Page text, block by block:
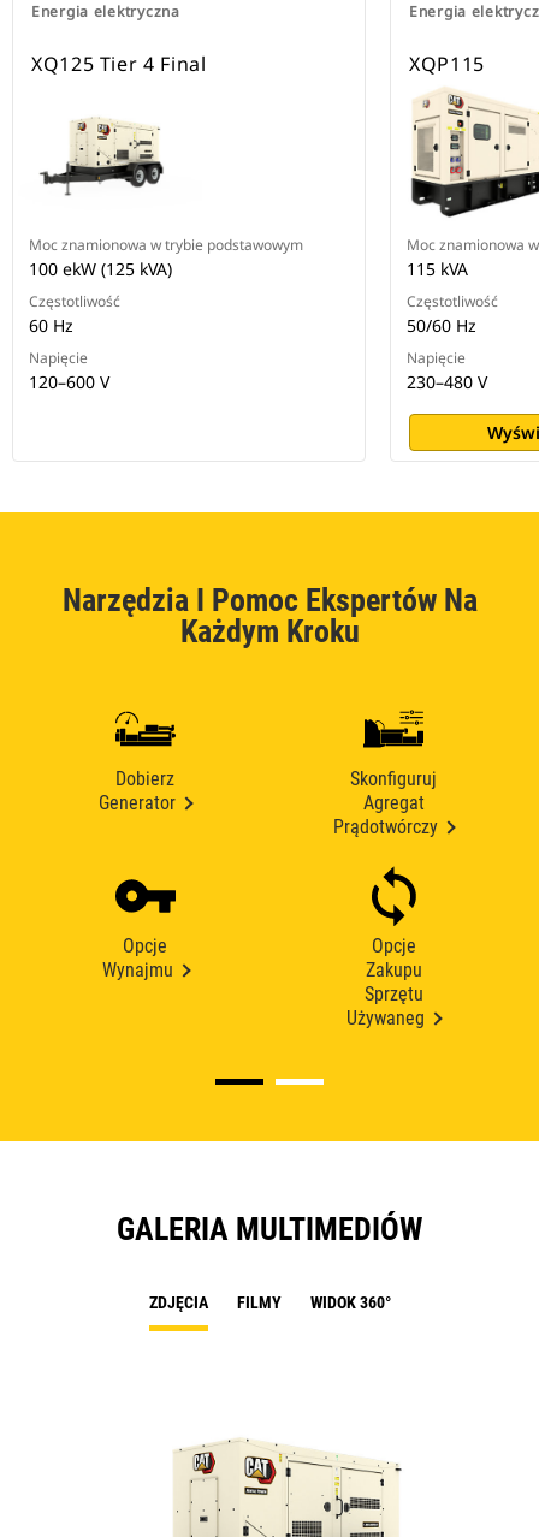
Energia elektryczna
XQ125 Tier 4 Final
Moc znamionowa w trybie podstawowym
100 ekW (125 kVA)
Częstotliwość
60 Hz
Napięcie
120–600 V
Energia
XQP115
Moc znamionowa
115 kVA
Częstotliwość
50/60 Hz
Napięcie
230–480 V
Narzędzia I Pomoc Ekspertów Na
Każdym Kroku
Dobierz
Generator
Skonfiguruj
Agregat
Prądotwórczy
Opcje
Wynajmu
Opcje
Zakupu
Sprzętu
Używaneg
GALERIA MULTIMEDIÓW
ZDJĘCIA FILMY WIDOK 360°